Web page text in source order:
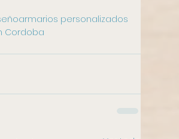
armarios personalizados
Cordoba